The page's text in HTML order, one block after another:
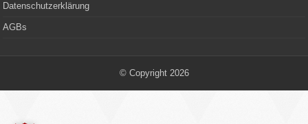
Datenschutzerklärung
AGBs
© Copyright 2026